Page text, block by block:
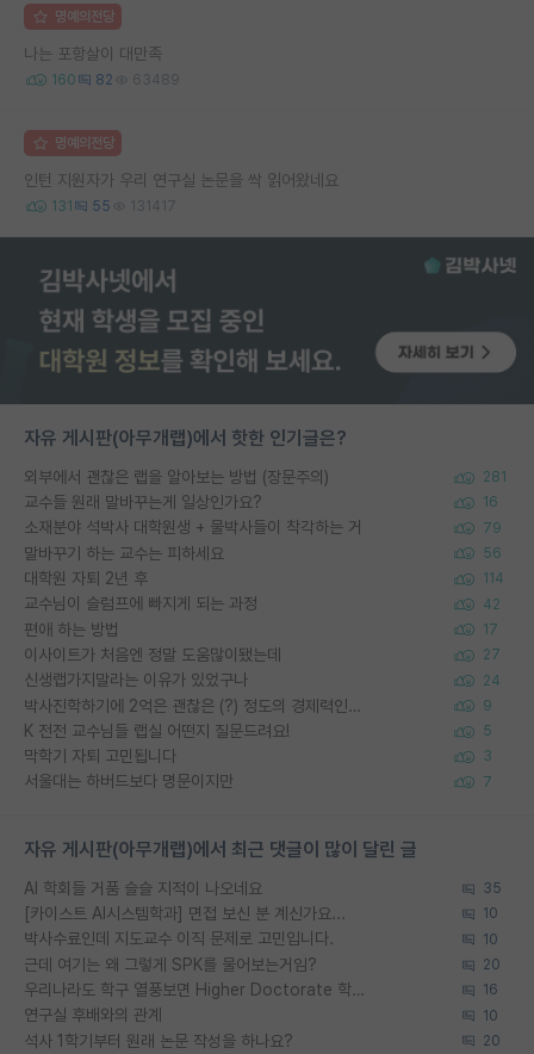
명예의전당
나는 포항살이 대만족
160 82 63489
명예의전당
인턴 지원자가 우리 연구실 논문을 싹 읽어왔네요
131 55 131417
자유 게시판(아무개랩)에서 핫한 인기글은?
외부에서 괜찮은 랩을 알아보는 방법 (장문주의) 281
교수들 원래 말바꾸는게 일상인가요? 16
소재분야 석박사 대학원생 + 물박사들이 착각하는 거 79
말바꾸기 하는 교수는 피하세요 56
대학원 자퇴 2년 후 114
교수님이 슬럼프에 빠지게 되는 과정 42
편애 하는 방법 17
이사이트가 처음엔 정말 도움많이됐는데 27
신생랩가지말라는 이유가 있었구나 24
박사진학하기에 2억은 괜찮은 (?) 정도의 경제력인가요 9
K 전전 교수님들 랩실 어떤지 질문드려요! 5
막학기 자퇴 고민됩니다 3
서울대는 하버드보다 명문이지만 7
자유 게시판(아무개랩)에서 최근 댓글이 많이 달린 글
AI 학회들 거품 슬슬 지적이 나오네요 35
[카이스트 AI시스템학과] 면접 보신 분 계신가요... 10
박사수료인데 지도교수 이직 문제로 고민입니다. 10
근데 여기는 왜 그렇게 SPK를 물어보는거임? 20
우리나라도 학구 열풍보면 Higher Doctorate 학위가 필요하다고 봅니다. 16
연구실 후배와의 관계 10
석사 1학기부터 원래 논문 작성을 하나요? 20